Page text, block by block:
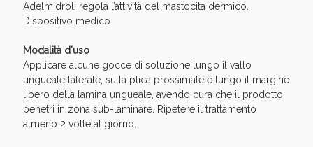
Adelmidrol: regola l’attività del mastocita dermico.
Dispositivo medico.
Modalità d'uso
Applicare alcune gocce di soluzione lungo il vallo
ungueale laterale, sulla plica prossimale e lungo il margine
libero della lamina ungueale, avendo cura che il prodotto
penetri in zona sub-laminare. Ripetere il trattamento
almeno 2 volte al giorno.
Benessere Intestinale: Sconto fino al 55% valido